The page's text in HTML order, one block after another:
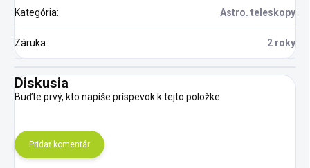
Kategória: Astro. teleskopy
Záruka: 2 roky
Diskusia
Buďte prvý, kto napíše príspevok k tejto položke.
Pridať komentár